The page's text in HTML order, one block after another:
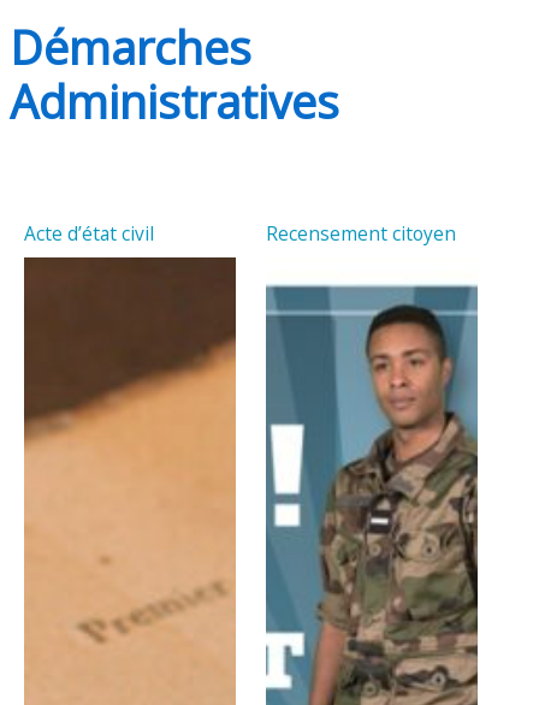
Démarches
Administratives
Acte d’état civil Recensement citoyen